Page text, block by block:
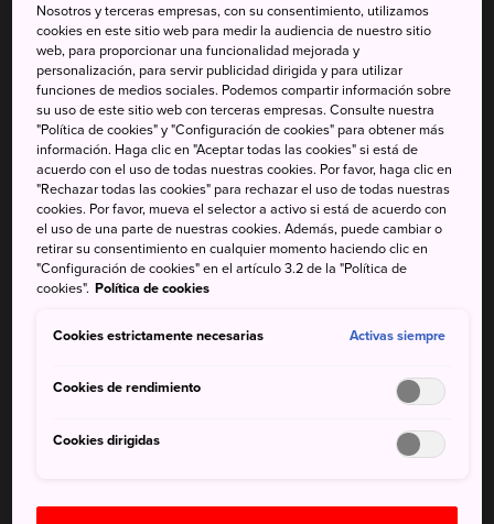
El área retro del Puerto de Moji: una zona con
varios edificios históricos del siglo XIX
Vistas nocturnas: se puede ver toda la ciudad
desde lo alto del mirador del monte Sarakura
Cómo llegar
JR Kokura es la estación principal de Kitakyushu y a ella
llegan líneas de trenes locales y del tren bala.
de Hakata de la ciudad de Fukuoka. Desde la estación de
resto de la ciudad.
Nosotros y terceras empresas, con su consentimiento, utilizamos
cookies en este sitio web para medir la audiencia de nuestro sitio
web, para proporcionar una funcionalidad mejorada y
personalización, para servir publicidad dirigida y para utilizar
funciones de medios sociales. Podemos compartir información sobre
su uso de este sitio web con terceras empresas. Consulte nuestra
"Política de cookies" y "Configuración de cookies" para obtener más
información. Haga clic en "Aceptar todas las cookies" si está de
acuerdo con el uso de todas nuestras cookies. Por favor, haga clic en
"Rechazar todas las cookies" para rechazar el uso de todas nuestras
cookies. Por favor, mueva el selector a activo si está de acuerdo con
el uso de una parte de nuestras cookies. Además, puede cambiar o
retirar su consentimiento en cualquier momento haciendo clic en
"Configuración de cookies" en el artículo 3.2 de la "Política de
cookies". Política de cookies
Cookies estrictamente necesarias Activas siempre
Cookies de rendimiento
Cookies dirigidas